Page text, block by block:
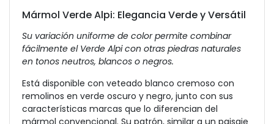
Mármol Verde Alpi: Elegancia Verde y Versátil
Su variación uniforme de color permite combinar
fácilmente el Verde Alpi con otras piedras naturales
en tonos neutros, blancos o negros.
Está disponible con veteado blanco cremoso con
remolinos en verde oscuro y negro, junto con sus
características marcas que lo diferencian del
mármol convencional. Su patrón, similar a un paisaje